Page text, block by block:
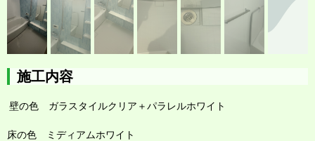
施工内容
壁の色 ガラスタイルクリア ＋パラレルホワイト
床の色 ミディアムホワイト